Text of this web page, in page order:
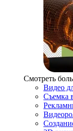
Смотреть
Видео
Съемка